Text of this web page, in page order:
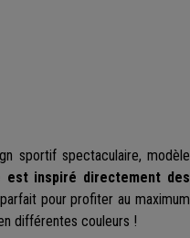
sportif spectaculaire, modèle
est inspiré directement des
pour profiter au maximum
différentes couleurs !